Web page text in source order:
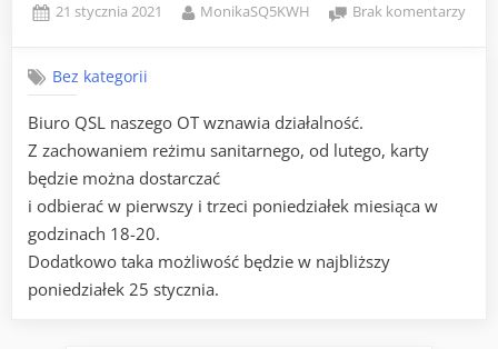
Posted
21 stycznia 2021 By
MonikaSQ5KWH Brak komentarzydo
Bez kategorii
Biuro QSL naszego OT wznawia działalność.
Z zachowaniem reżimu sanitarnego, od lutego, karty
będzie można dostarczać
i odbierać w pierwszy i trzeci poniedziałek miesiąca w
godzinach 18-20.
Dodatkowo taka możliwość będzie w najbliższy
poniedziałek 25 stycznia.